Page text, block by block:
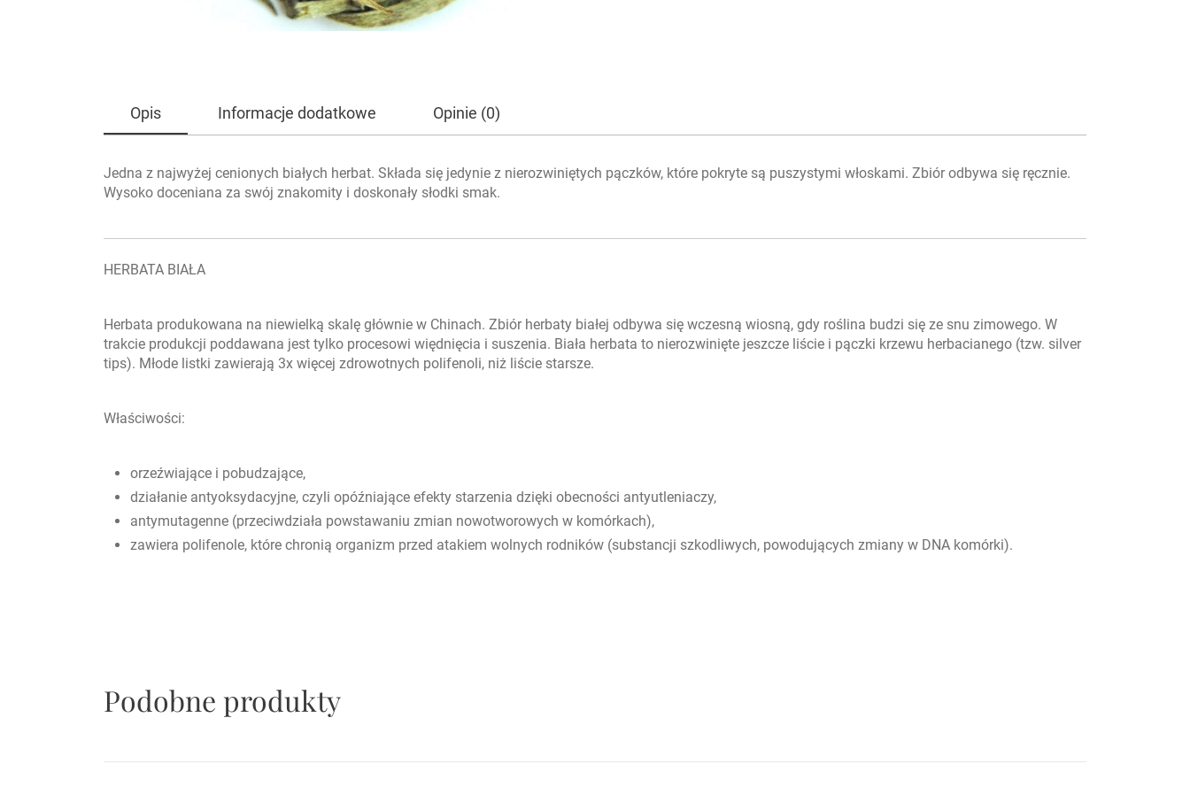
Opis Informacje dodatkowe Opinie (0)
Jedna z najwyżej cenionych białych herbat. Składa się jedynie z nierozwiniętych pączków, które pokryte są puszystymi włoskami. Zbiór odbywa się ręcznie.
Wysoko doceniana za swój znakomity i doskonały słodki smak.
HERBATA BIAŁA
Herbata produkowana na niewielką skalę głównie w Chinach. Zbiór herbaty białej odbywa się wczesną wiosną, gdy roślina budzi się ze snu zimowego. W
trakcie produkcji poddawana jest tylko procesowi więdnięcia i suszenia. Biała herbata to nierozwinięte jeszcze liście i pączki krzewu herbacianego (tzw. silver
tips). Młode listki zawierają 3x więcej zdrowotnych polifenoli, niż liście starsze.
Właściwości:
orzeźwiające i pobudzające,
działanie antyoksydacyjne, czyli opóźniające efekty starzenia dzięki obecności antyutleniaczy,
antymutagenne (przeciwdziała powstawaniu zmian nowotworowych w komórkach),
zawiera polifenole, które chronią organizm przed atakiem wolnych rodników (substancji szkodliwych, powodujących zmiany w DNA komórki).
Podobne produkty